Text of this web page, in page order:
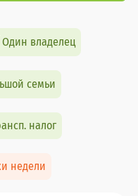
Один владелец
семьи
налог
недели